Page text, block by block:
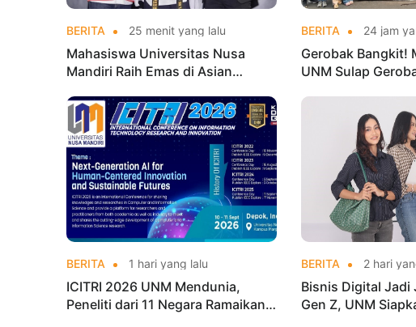
BERITA 25 menit yang lalu
Mahasiswa Universitas Nusa
Mandiri Raih Emas di Asian
Championships 2026
BERITA 24 jam
Gerobak Bangkit!
UNM Sulap
BERITA 1 hari yang lalu
ICITRI 2026 UNM Mendunia,
Peneliti dari 11 Negara Ramaikan
BERITA 2 hari
Bisnis Digital Jadi
Gen Z, UNM